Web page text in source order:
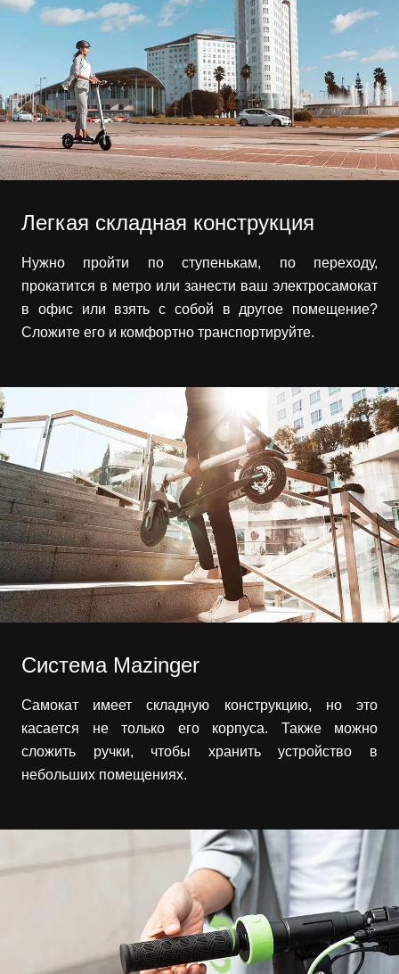
Легкая складная конструкция
Нужно пройти по ступенькам, по переходу,
прокатится в метро или занести ваш электросамокат
в офис или взять с собой в другое помещение?
Сложите его и комфортно транспортируйте.
Система Mazinger
Самокат имеет складную конструкцию, но это
касается не только его корпуса. Также можно
сложить ручки, чтобы хранить устройство в
небольших помещениях.